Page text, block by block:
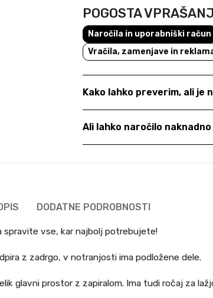
POGOSTA
Naročila in uporabniški račun
Vračila, zamenjave in
Kako lahko preverim, ali je
Ali lahko naročilo
DODATNE PODROBNOSTI
spravite vse, kar najbolj potrebujete!
z zadrgo, v notranjosti ima podložene dele.
glavni prostor z zapiralom. Ima tudi ročaj za